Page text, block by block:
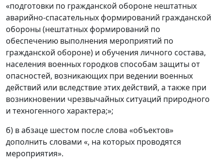
«подготовки по гражданской обороне нештатных
аварийно-спасательных формирований гражданской
обороны (нештатных формирований по
обеспечению выполнения мероприятий по
гражданской обороне) и обучения личного состава,
населения военных городков способам защиты от
опасностей, возникающих при ведении военных
действий или вследствие этих действий, а также при
возникновении чрезвычайных ситуаций природного
и техногенного характера;»;
б) в абзаце шестом после слова «объектов»
дополнить словами «, на которых проводятся
мероприятия».